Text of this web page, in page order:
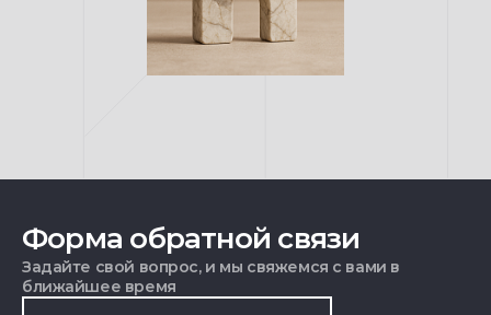
Форма обратной связи
Задайте свой вопрос, и мы свяжемся с вами в
ближайшее время